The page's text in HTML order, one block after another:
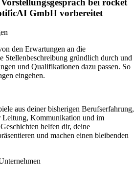
bei rocket
GmbH vorbereitet
den Erwartungen an die
Stellenbeschreibung gründlich durch und
und Qualifikationen dazu passen. So
eingehen.
aus deiner bisherigen Berufserfahrung,
Leitung, Kommunikation und im
helfen dir, deine
und machen einen bleibenden